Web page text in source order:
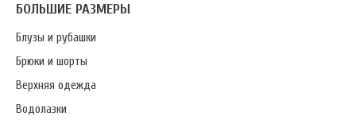
БОЛЬШИЕ РАЗМЕРЫ
Блузы и рубашки
Брюки и шорты
Верхняя одежда
Водолазки